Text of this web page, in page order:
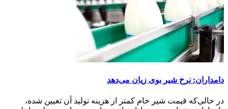
دامداران: نرخ شیر بوی زیان می‌دهد
در حالی‌که قیمت شیر خام کمتر از هزینه تولید آن تعیین شده،